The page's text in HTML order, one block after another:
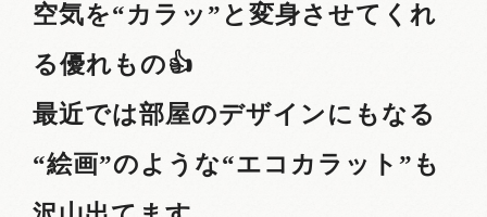
空気を“カラッ”と変身させてくれ
る優れもの👍
最近では部屋のデザインにもなる
“絵画”のような“エコカラット”も